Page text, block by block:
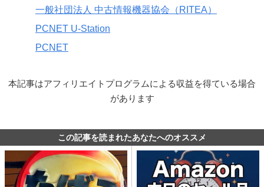
一般社団法人 中古情報機器協会（RITEA）
PCNET U-Station
PCNET
本記事はアフィリエイトプログラムによる収益を得ている場合
があります
この記事を読まれたあなたへのオススメ